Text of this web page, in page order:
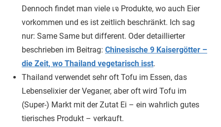
Dennoch findet man viele เจ Produkte, wo auch Eier
vorkommen und es ist zeitlich beschränkt. Ich sag
nur: Same Same but different. Oder detaillierter
beschrieben im Beitrag: Chinesische 9 Kaisergötter –
die Zeit, wo Thailand vegetarisch isst.
Thailand verwendet sehr oft Tofu im Essen, das
Lebenselixier der Veganer, aber oft wird Tofu im
(Super-) Markt mit der Zutat Ei – ein wahrlich gutes
tierisches Produkt – verkauft.